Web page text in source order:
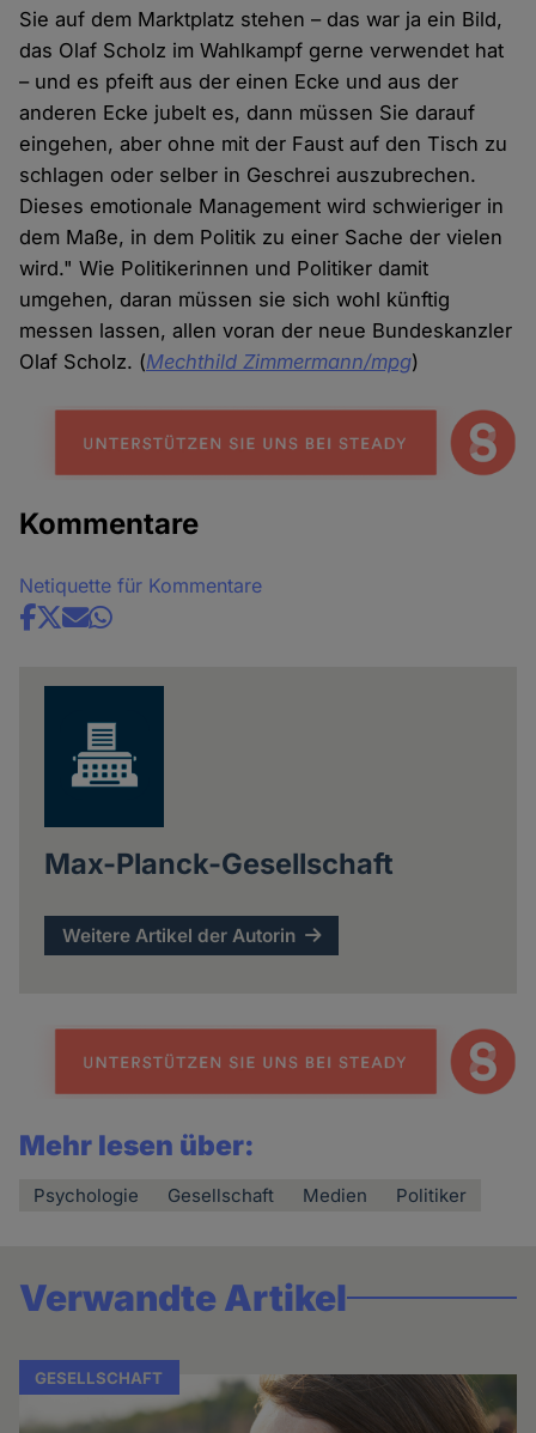
Sie auf dem Marktplatz stehen – das war ja ein Bild,
das Olaf Scholz im Wahlkampf gerne verwendet hat
– und es pfeift aus der einen Ecke und aus der
anderen Ecke jubelt es, dann müssen Sie darauf
eingehen, aber ohne mit der Faust auf den Tisch zu
schlagen oder selber in Geschrei auszubrechen.
Dieses emotionale Management wird schwieriger in
dem Maße, in dem Politik zu einer Sache der vielen
wird." Wie Politikerinnen und Politiker damit
umgehen, daran müssen sie sich wohl künftig
messen lassen, allen voran der neue Bundeskanzler
Olaf Scholz. (Mechthild Zimmermann/mpg)
Kommentare
Netiquette für Kommentare
Share
Max-Planck-Gesellschaft
Weitere Artikel der Autorin
Mehr lesen über:
Psychologie Gesellschaft Medien Politiker
Verwandte Artikel
GESELLSCHAFT